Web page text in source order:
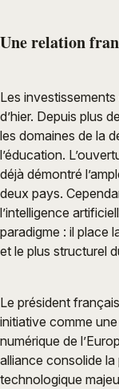
Une relation
Les
d’hier. Depuis plus
les domaines de la
l’éducation.
déjà démontré
deux pays.
l’intelligence
paradigme : il place
et le plus structurel
Le président
initiative comme
numérique de
alliance consolide
technologique